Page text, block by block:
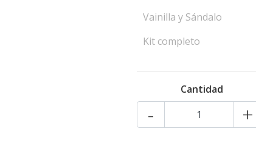
Vainilla y Sándalo
Kit completo
Cantidad
- +